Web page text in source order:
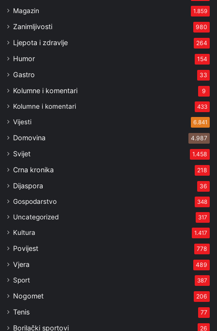
Magazin 1.859
Zanimljivosti 980
Ljepota i zdravlje 264
Humor 154
Gastro 33
Kolumne i komentari 9
Kolumne i komentari 433
Vijesti 6.841
Domovina 4.987
Svijet 1.458
Crna kronika 218
Dijaspora 36
Gospodarstvo 348
Uncategorized 317
Kultura 1.417
Povijest 778
Vjera 489
Sport 387
Nogomet 206
Tenis 77
Borilački sportovi 26